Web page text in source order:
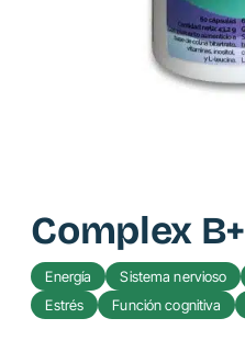
Complex B+
Energía Sistema nervioso
Estrés
Función cognitiva